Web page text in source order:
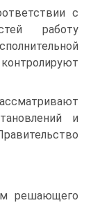
с
работу
и
решающего